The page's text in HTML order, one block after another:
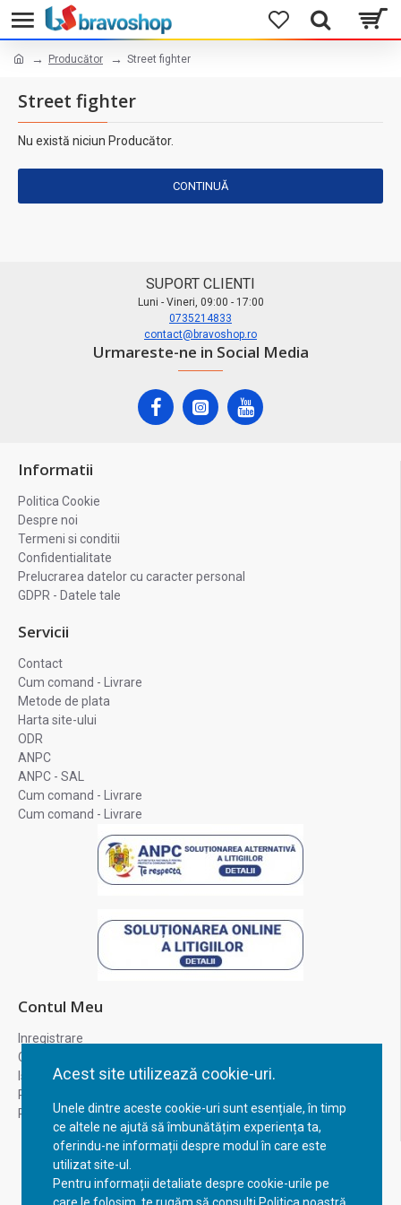
Acest site utilizează cookie-uri.
Unele dintre aceste cookie-uri sunt esențiale, în timp
ce altele ne ajută să îmbunătățim experiența ta,
oferindu-ne informații despre modul în care este
utilizat site-ul.
Pentru informații detaliate despre cookie-urile pe
Producător Street fighter
Street fighter
Nu există niciun Producător.
CONTINUĂ
SUPORT CLIENTI
Luni - Vineri, 09:00 - 17:00
0735214833
contact@bravoshop.ro
Urmareste-ne in Social Media
Informatii
Politica Cookie
Despre noi
Termeni si conditii
Confidentialitate
Prelucrarea datelor cu caracter personal
GDPR - Datele tale
Servicii
Contact
Cum comand - Livrare
Metode de plata
Harta site-ului
ODR
ANPC
ANPC - SAL
Cum comand - Livrare
Cum comand - Livrare
Contul Meu
Inregistrare
Contul meu
Istoric comenzi
Recuperare parola
Returnare produs